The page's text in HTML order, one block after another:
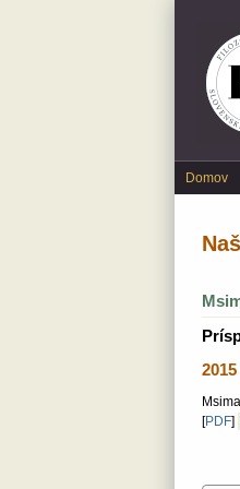
Main
Domov
2015
[PDF]